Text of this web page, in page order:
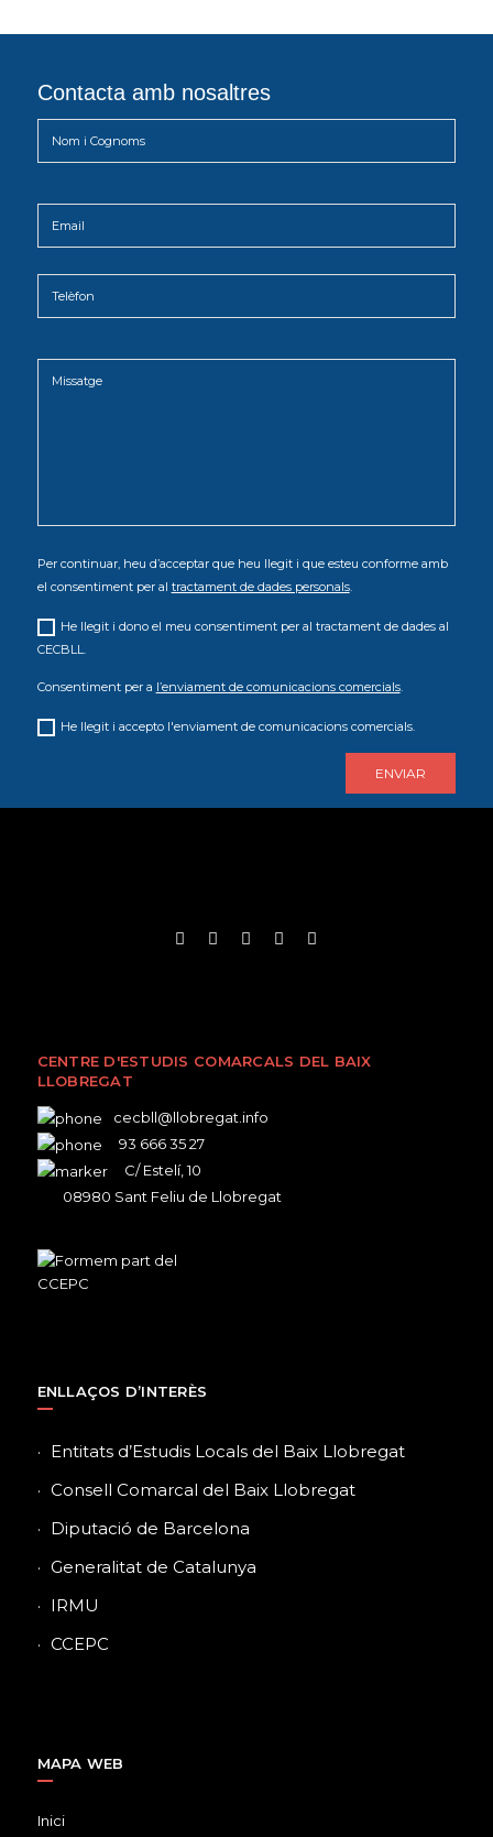
Contacta amb nosaltres
Per continuar, heu d’acceptar que heu llegit i que esteu conforme amb
el consentiment per al tractament de dades personals.
He llegit i dono el meu consentiment per al tractament de dades al
CECBLL.
Consentiment per a l’enviament de comunicacions comercials.
He llegit i accepto l'enviament de comunicacions comercials.
CENTRE D'ESTUDIS COMARCALS DEL BAIX
LLOBREGAT
cecbll@llobregat.info
93 666 35 27
C/ Estelí, 10
08980 Sant Feliu de Llobregat
ENLLAÇOS D’INTERÈS
Entitats d’Estudis Locals del Baix Llobregat
Consell Comarcal del Baix Llobregat
Diputació de Barcelona
Generalitat de Catalunya
IRMU
CCEPC
MAPA WEB
Inici